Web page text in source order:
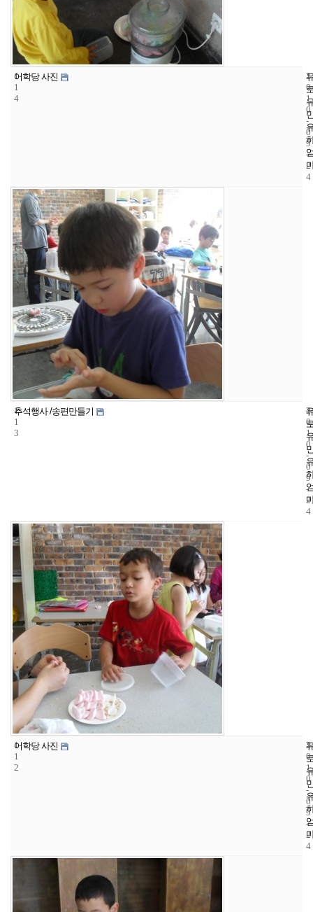
1
1
4
어학당 사진 1
2
0
1
0
-
0
9
-
2
4
1
1
3
추석행사 /송편만들기 4
2
0
1
0
-
0
9
-
2
4
1
1
2
어학당 사진 3
2
0
1
0
-
0
9
-
2
4